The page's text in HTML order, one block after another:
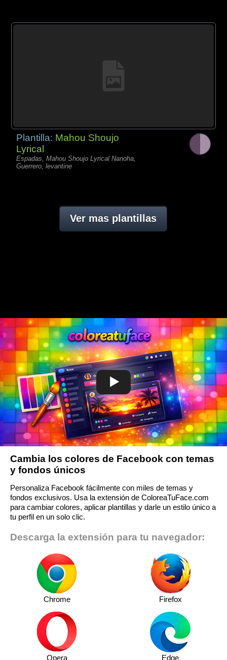
Plantilla: Mahou Shoujo
Lyrical
Espadas, Mahou Shoujo Lyrical Nanoha,
Guerrero, levantine
Ver mas plantillas
Cambia los colores de Facebook con temas
y fondos únicos
Personaliza Facebook fácilmente con miles de temas y
fondos exclusivos. Usa la extensión de ColoreaTuFace.com
para cambiar colores, aplicar plantillas y darle un estilo único a
tu perfil en un solo clic.
Descarga la extensión para tu navegador:
Chrome Firefox
Opera Edge